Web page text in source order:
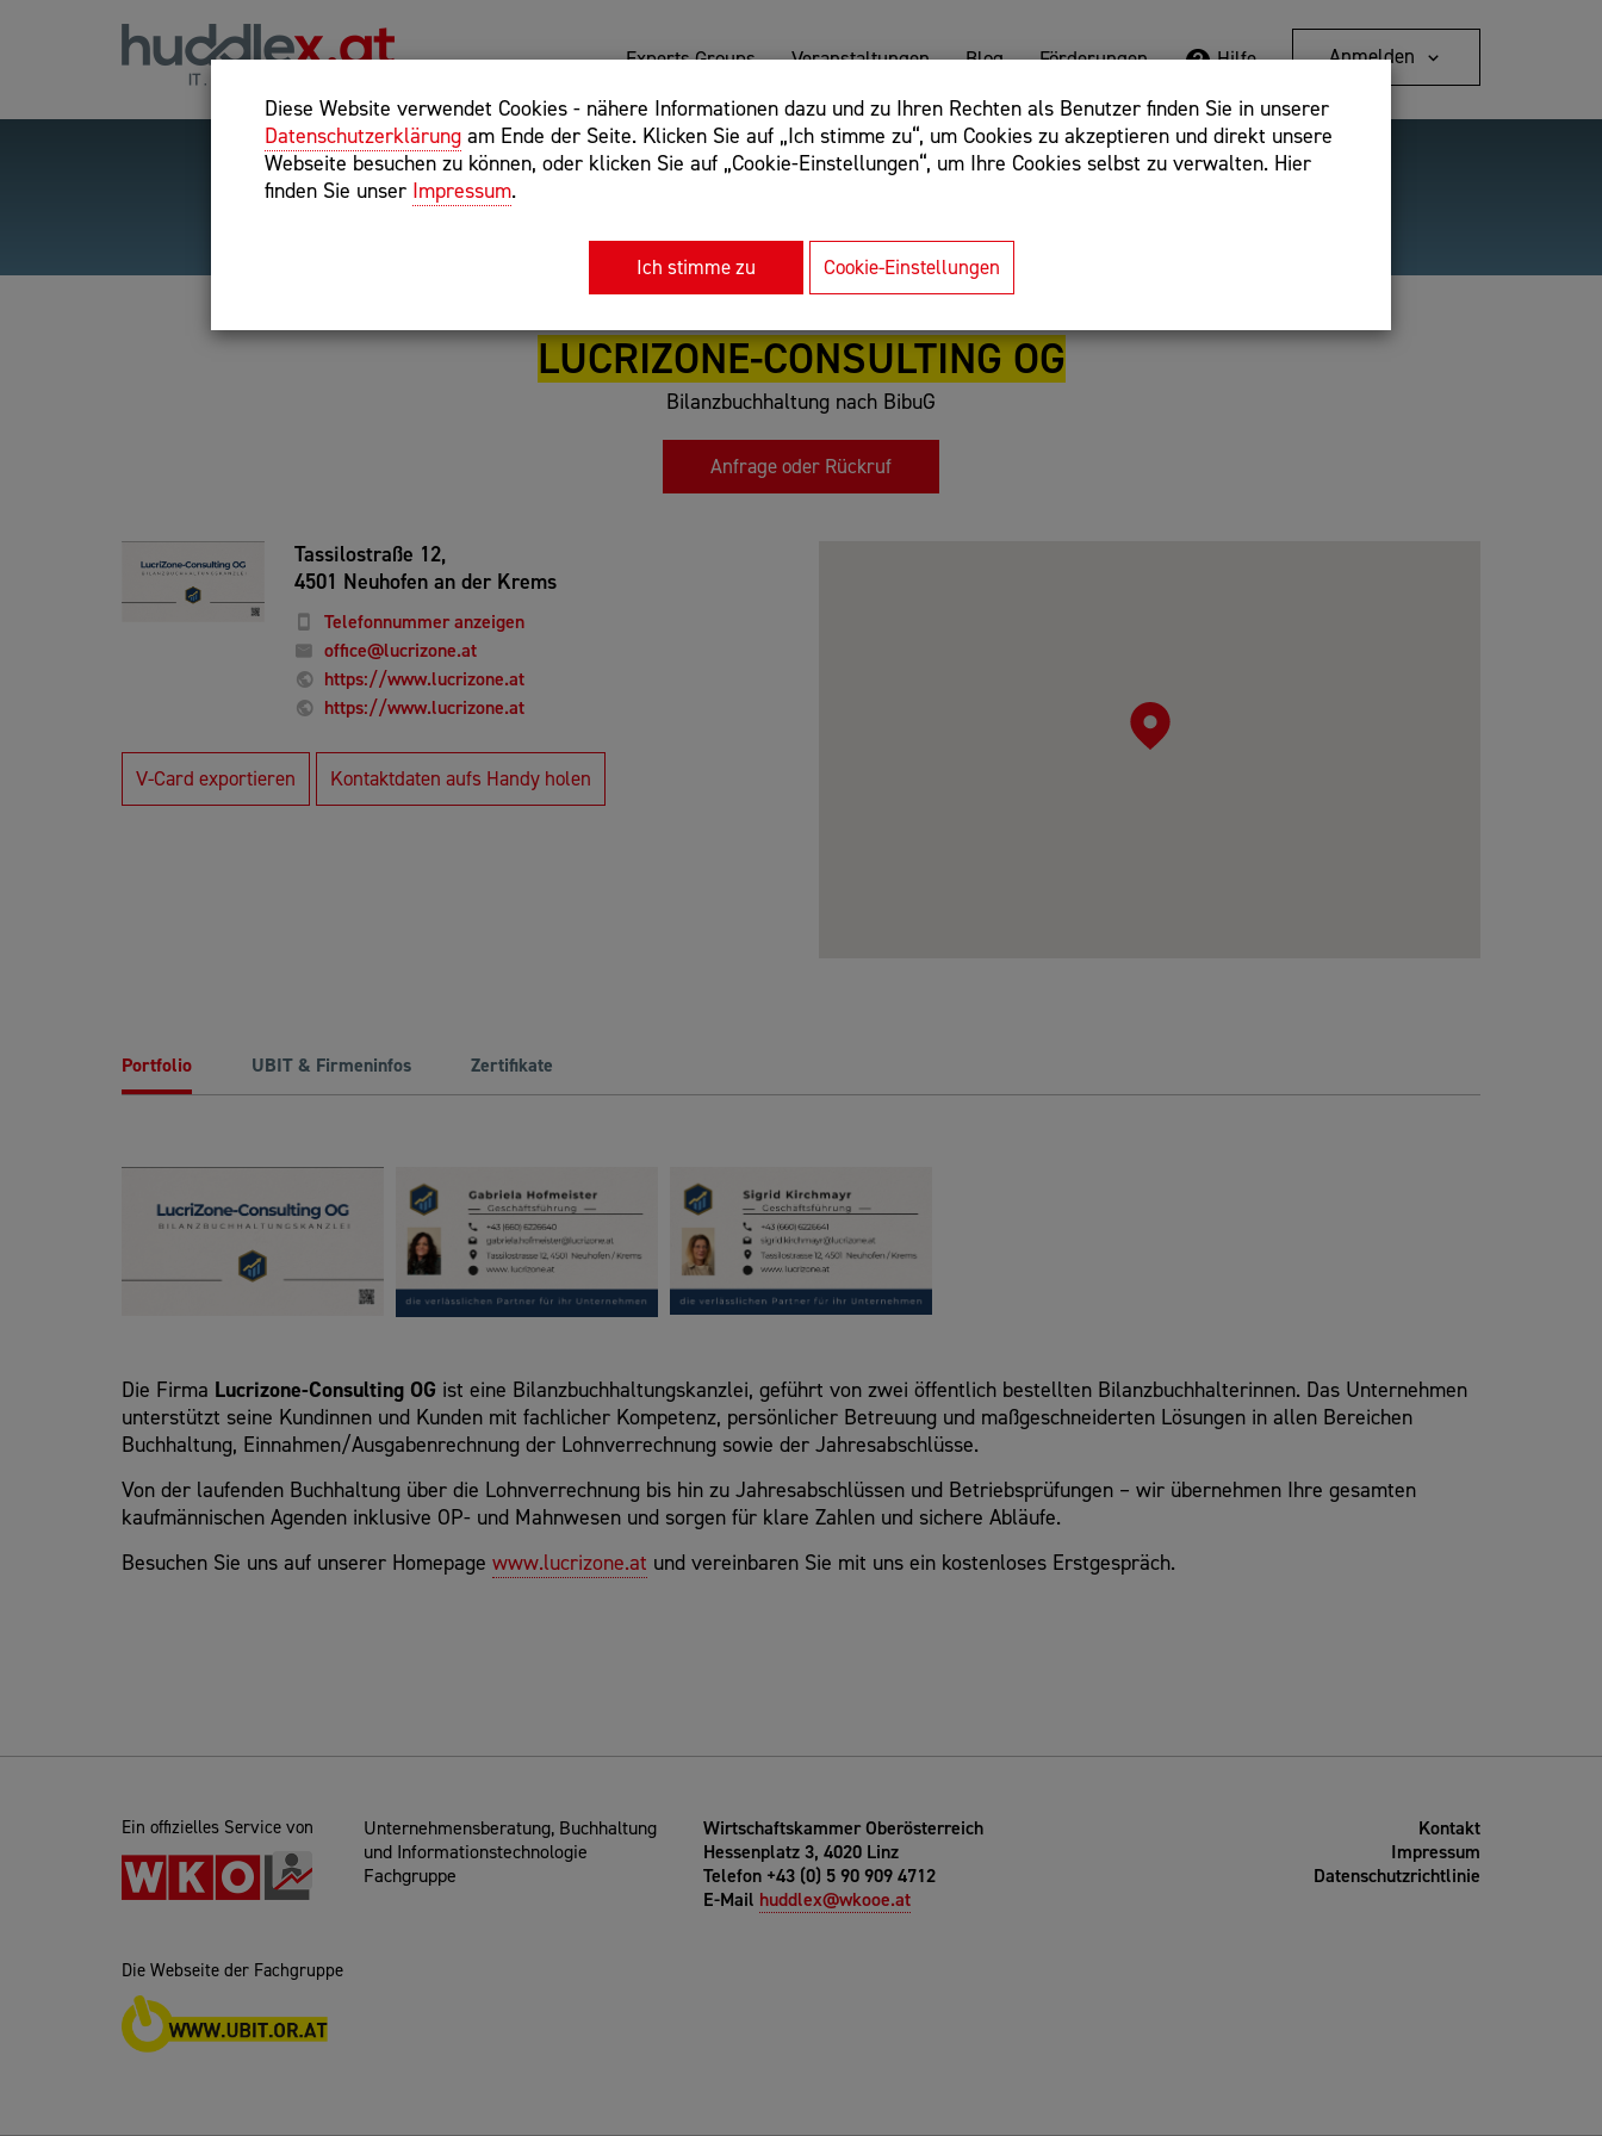
Diese Website verwendet Cookies - nähere Informationen dazu und zu Ihren Rechten als Benutzer finden Sie in unserer
Datenschutzerklärung am Ende der Seite. Klicken Sie auf „Ich stimme zu“, um Cookies zu akzeptieren und direkt unsere
Webseite besuchen zu können, oder klicken Sie auf „Cookie-Einstellungen“, um Ihre Cookies selbst zu verwalten. Hier
finden Sie unser Impressum.
Ich stimme zu Cookie-Einstellungen
Experts Groups Veranstaltungen Blog Förderungen Hilfe Anmelden
Hilfreiche Suchparameter: Begriff einschließen: +webshop, Begriff ausschließen: -webshop,
Exakter Suchbegriff: "internet of things"
Detailsuche
LUCRIZONE-CONSULTING OG
Bilanzbuchhaltung nach BibuG
Anfrage oder Rückruf
Tassilostraße 12,
4501 Neuhofen an der Krems
Telefonnummer anzeigen
office@lucrizone.at
https://www.lucrizone.at
https://www.lucrizone.at
V-Card exportieren Kontaktdaten aufs Handy holen
Portfolio UBIT & Firmeninfos Zertifikate
Die Firma Lucrizone-Consulting OG ist eine Bilanzbuchhaltungskanzlei, geführt von zwei öffentlich bestellten Bilanzbuchhalterinnen. Das Unternehmen
unterstützt seine Kundinnen und Kunden mit fachlicher Kompetenz, persönlicher Betreuung und maßgeschneiderten Lösungen in allen Bereichen
Buchhaltung, Einnahmen/Ausgabenrechnung der Lohnverrechnung sowie der Jahresabschlüsse.
Von der laufenden Buchhaltung über die Lohnverrechnung bis hin zu Jahresabschlüssen und Betriebsprüfungen – wir übernehmen Ihre gesamten
kaufmännischen Agenden inklusive OP- und Mahnwesen und sorgen für klare Zahlen und sichere Abläufe.
Besuchen Sie uns auf unserer Homepage www.lucrizone.at und vereinbaren Sie mit uns ein kostenloses Erstgespräch.
Ein offizielles Service von
Unternehmensberatung, Buchhaltung
und Informationstechnologie
Fachgruppe
Wirtschaftskammer Oberösterreich
Hessenplatz 3, 4020 Linz
Telefon +43 (0) 5 90 909 4712
E-Mail huddlex@wkooe.at
Kontakt
Impressum
Datenschutzrichtlinie
Die Webseite der Fachgruppe